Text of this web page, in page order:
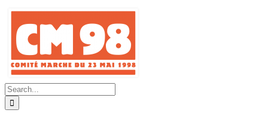
Skip
content
Search
for: